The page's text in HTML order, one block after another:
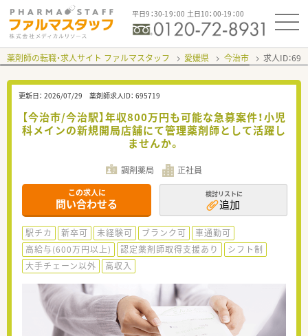
平日9：30-19：00 土日10：00-19：00
薬剤師の転職・求人サイト ファルマスタッフ 愛媛県 今治市 求人ID：
更新日： 2026/07/29 薬剤師求人ID： 695719
【今治市/今治駅】年収800万円も可能な急募案件！小児
科メインの新規開局店舗にて管理薬剤師として活躍し
ませんか。
調剤薬局 正社員
この求人に
問い合わせる
検討リストに
追加
駅チカ 新卒可 未経験可 ブランク可
車通勤可
高給与(600万円以上)
認定薬剤師取得支援あり
シフト制
大手チェーン以外
高収入